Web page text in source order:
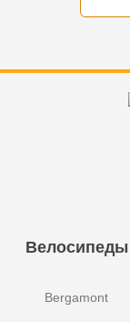
Велосипеды
Bergamont